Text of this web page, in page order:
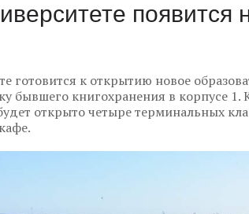
появится
готовится к открытию новое
бывшего книгохранения в корпусе
открыто четыре терминальных